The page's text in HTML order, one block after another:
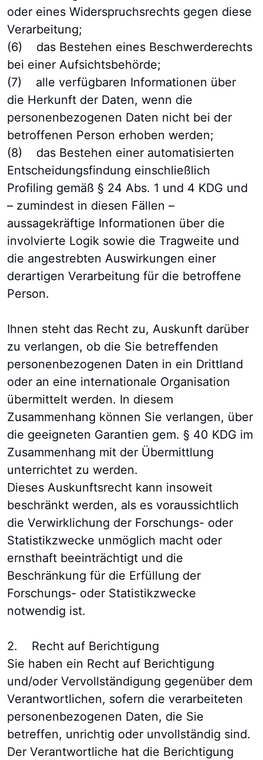
oder eines Widerspruchsrechts gegen diese
Verarbeitung;
(6) das Bestehen eines Beschwerderechts
bei einer Aufsichtsbehörde;
(7) alle verfügbaren Informationen über
die Herkunft der Daten, wenn die
personenbezogenen Daten nicht bei der
betroffenen Person erhoben werden;
(8) das Bestehen einer automatisierten
Entscheidungsfindung einschließlich
Profiling gemäß § 24 Abs. 1 und 4 KDG und
– zumindest in diesen Fällen –
aussagekräftige Informationen über die
involvierte Logik sowie die Tragweite und
die angestrebten Auswirkungen einer
derartigen Verarbeitung für die betroffene
Person.
Ihnen steht das Recht zu, Auskunft darüber
zu verlangen, ob die Sie betreffenden
personenbezogenen Daten in ein Drittland
oder an eine internationale Organisation
übermittelt werden. In diesem
Zusammenhang können Sie verlangen, über
die geeigneten Garantien gem. § 40 KDG im
Zusammenhang mit der Übermittlung
unterrichtet zu werden.
Dieses Auskunftsrecht kann insoweit
beschränkt werden, als es voraussichtlich
die Verwirklichung der Forschungs- oder
Statistikzwecke unmöglich macht oder
ernsthaft beeinträchtigt und die
Beschränkung für die Erfüllung der
Forschungs- oder Statistikzwecke
notwendig ist.
2. Recht auf Berichtigung
Sie haben ein Recht auf Berichtigung
und/oder Vervollständigung gegenüber dem
Verantwortlichen, sofern die verarbeiteten
personenbezogenen Daten, die Sie
betreffen, unrichtig oder unvollständig sind.
Der Verantwortliche hat die Berichtigung